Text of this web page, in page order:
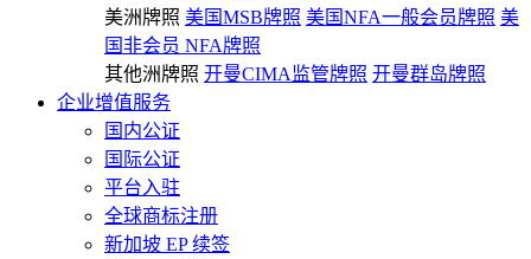
美洲牌照 美国MSB牌照 美国NFA一般会员牌照 美
国非会员 NFA牌照
其他洲牌照 开曼CIMA监管牌照 开曼群岛牌照
企业增值服务
国内公证
国际公证
平台入驻
全球商标注册
新加坡 EP 续签